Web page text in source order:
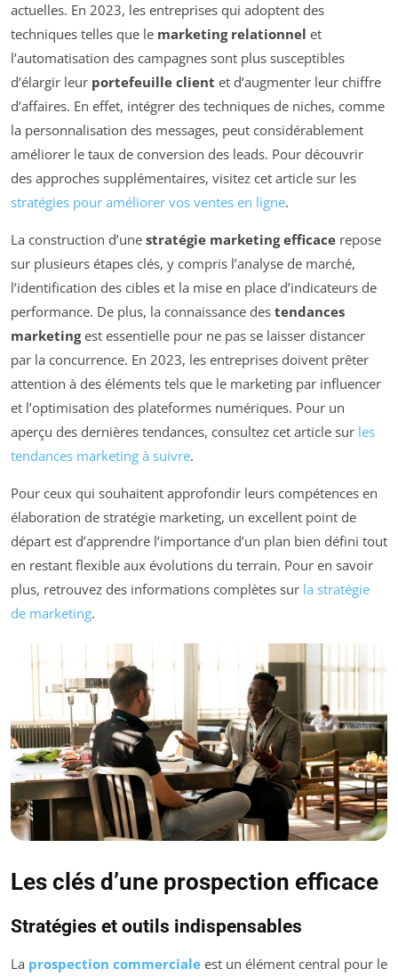
actuelles. En 2023, les entreprises qui adoptent des
techniques telles que le marketing relationnel et
l’automatisation des campagnes sont plus susceptibles
d’élargir leur portefeuille client et d’augmenter leur chiffre
d’affaires. En effet, intégrer des techniques de niches, comme
la personnalisation des messages, peut considérablement
améliorer le taux de conversion des leads. Pour découvrir
des approches supplémentaires, visitez cet article sur les
stratégies pour améliorer vos ventes en ligne.
La construction d’une stratégie marketing efficace repose
sur plusieurs étapes clés, y compris l’analyse de marché,
l’identification des cibles et la mise en place d’indicateurs de
performance. De plus, la connaissance des tendances
marketingest essentielle pour ne pas se laisser distancer
par la concurrence. En 2023, les entreprises doivent prêter
attention à des éléments tels que le marketing par influencer
et l’optimisation des plateformes numériques. Pour un
aperçu des dernières tendances, consultez cet article sur les
tendances marketing à suivre.
Pour ceux qui souhaitent approfondir leurs compétences en
élaboration de stratégie marketing, un excellent point de
départ est d’apprendre l’importance d’un plan bien défini tout
en restant flexible aux évolutions du terrain. Pour en savoir
plus, retrouvez des informations complètes sur la stratégie
de marketing.
Les clés d’une prospection efficace
Stratégies et outils indispensables
La prospection commerciale est un élément central pour le